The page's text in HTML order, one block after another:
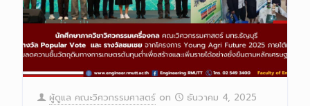
ผู้ดูแล คณะวิศวกรรมศาสตร์ on ธันวาคม 4, 2025